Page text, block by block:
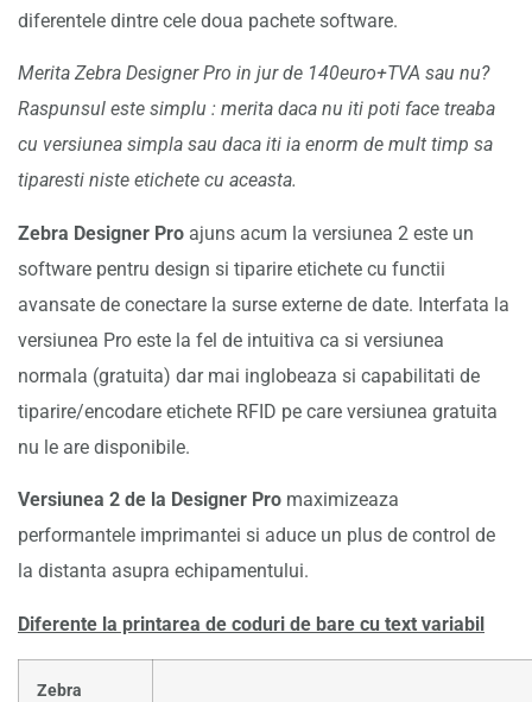
diferentele dintre cele doua pachete software.
Merita Zebra Designer Pro in jur de 140euro+TVA sau nu?
Raspunsul este simplu : merita daca nu iti poti face treaba
cu versiunea simpla sau daca iti ia enorm de mult timp sa
tiparesti niste etichete cu aceasta.
Zebra Designer Pro ajuns acum la versiunea 2 este un
software pentru design si tiparire etichete cu functii
avansate de conectare la surse externe de date. Interfata la
versiunea Pro este la fel de intuitiva ca si versiunea
normala (gratuita) dar mai inglobeaza si capabilitati de
tiparire/encodare etichete RFID pe care versiunea gratuita
nu le are disponibile.
Versiunea 2 de la Designer Pro maximizeaza
performantele imprimantei si aduce un plus de control de
la distanta asupra echipamentului.
Diferente la printarea de coduri de bare cu text variabil
Zebra